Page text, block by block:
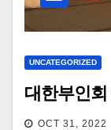
UNCATEGORIZED
대한부인
OCT 31, 2022